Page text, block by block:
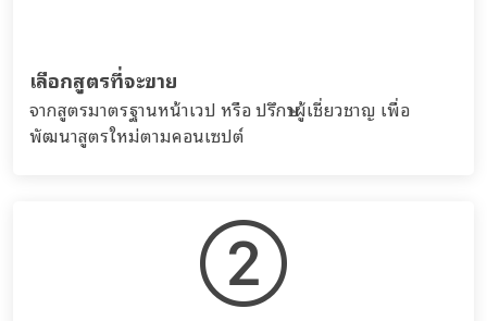
เลือกสูตรที่จะขาย
จากสูตรมาตรฐานหน้าเวป หรือ ปรึกษาผู้เชี่ยวชาญ เพื่อ
พัฒนาสูตรใหม่ตามคอนเซปต์